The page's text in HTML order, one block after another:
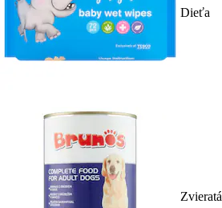
Dieťa
Zvieratá